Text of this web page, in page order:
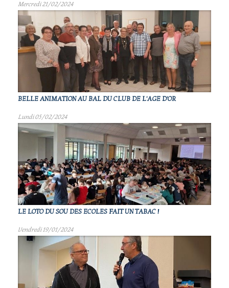
Mercredi 21/02/2024
BELLE ANIMATION AU BAL DU CLUB DE L'AGE D'OR
Lundi 05/02/2024
LE LOTO DU SOU DES ECOLES FAIT UN TABAC !
Vendredi 19/01/2024